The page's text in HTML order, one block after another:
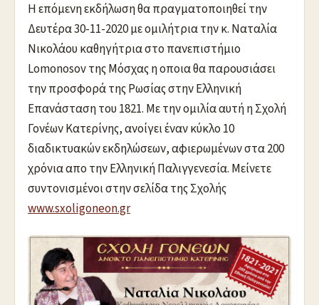
Η επόμενη εκδήλωση θα πραγματοποιηθεί την
Δευτέρα 30-11-2020 με ομιλήτρια την κ. Ναταλία
Νικολάου καθηγήτρια στο πανεπιστήμιο
Lomonosov της Μόσχας η οποια θα παρουσιάσει
την προσφορά της Ρωσίας στην Ελληνική
Επανάσταση του 1821. Με την ομιλία αυτή η Σχολή
Γονέων Κατερίνης, ανοίγει έναν κύκλο 10
διαδικτυακών εκδηλώσεων, αφιερωμένων στα 200
χρόνια απο την Ελληνική Παλιγγενεσία. Μείνετε
συντονισμένοι στην σελίδα της Σχολής
www.sxoligoneon.gr